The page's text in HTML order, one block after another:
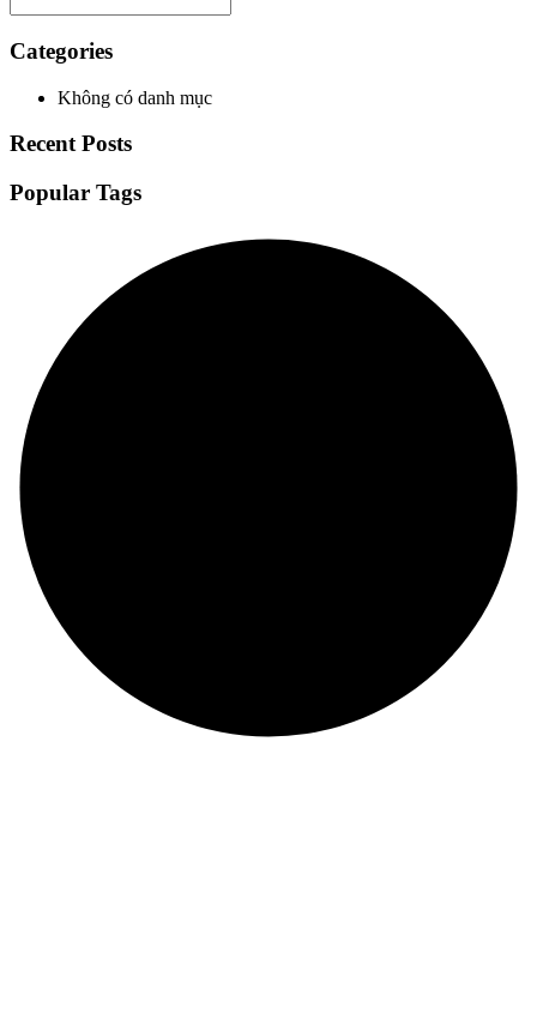
Categories
Không có danh mục
Recent Posts
Popular Tags